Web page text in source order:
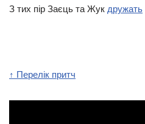
З тих пір Заєць та Жук дружать
↑ Перелік притч